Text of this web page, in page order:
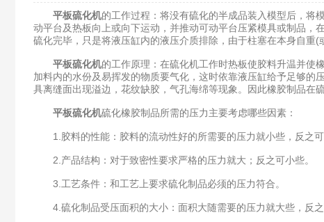
平板硫化机的工作过程：将没有硫化的半成品装入模型后，将
动平台及热板向上或向下运动，并推动可动平台压紧模具或制品
硫化完毕，只是将液压缸内的液压介质排除，由于柱塞在本身自重(
平板硫化机的工作原理：在硫化机工作时热板使胶料升温并使
加料内的水份及易挥发的物质要气化，这时依靠液压缸给予足够
具离缝面出现溢边，花纹缺胶，气孔海绵等现象。因此橡胶制品在
平板硫化机硫化橡胶制品所需的压力主要考虑哪些因素：
1.胶料的性能：胶料的流动性好的所需要的压力就小些，反之可
2.产品结构：对于致密性要求严格的压力就大；反之可小些。
3.工艺条件：和工艺上要求硫化制品必须的压力符合。
4.硫化制品受压面积的大小：面积大随需要的压力就大些，反之